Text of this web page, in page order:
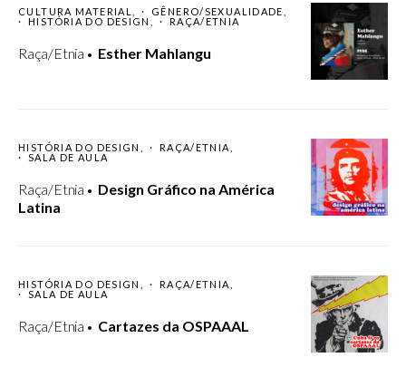
CULTURA MATERIAL
GÊNERO/SEXUALIDADE
HISTÓRIA DO DESIGN
RAÇA/ETNIA
Raça/Etnia Esther Mahlangu
HISTÓRIA DO DESIGN
RAÇA/ETNIA
SALA DE AULA
Raça/Etnia
Design Gráfico na América
Latina
HISTÓRIA DO DESIGN
RAÇA/ETNIA
SALA DE AULA
Raça/Etnia Cartazes da OSPAAAL